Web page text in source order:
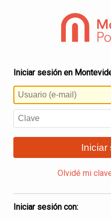
Iniciar sesión en
Iniciar
Olvidé mi
Iniciar sesión con: